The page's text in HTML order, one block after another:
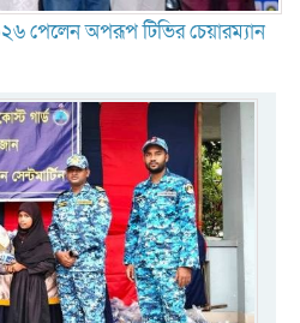
পেলেন অপরূপ টিভির চেয়ারম্যান